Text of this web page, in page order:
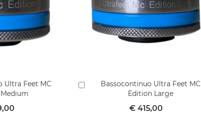
Ultra Feet MC
Bassocontinuo Ultra Feet MC
Edition Large
€ 415,00
winkelmandje